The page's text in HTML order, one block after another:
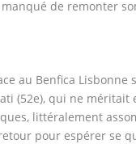
manqué de remonter
au Benfica
(52e), qui ne
littéralement
pour espérer se